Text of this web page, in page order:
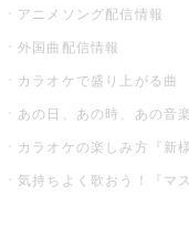
アニメソング配信情報
外国曲配信情報
カラオケで盛り上がる曲
あの日、あの時、あの音楽
カラオケの楽しみ方『新
気持ちよく歌おう！『マ